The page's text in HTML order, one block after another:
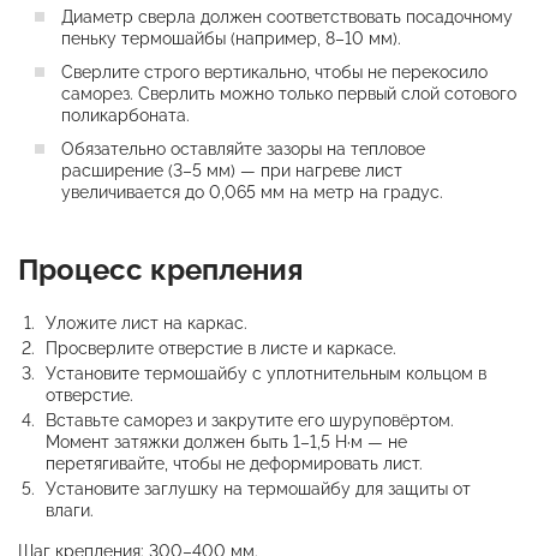
Диаметр сверла должен соответствовать посадочному
пеньку термошайбы (например, 8–10 мм).
Сверлите строго вертикально, чтобы не перекосило
саморез. Сверлить можно только первый слой сотового
поликарбоната.
Обязательно оставляйте зазоры на тепловое
расширение (3–5 мм) — при нагреве лист
увеличивается до 0,065 мм на метр на градус.
Процесс крепления
Уложите лист на каркас.
Просверлите отверстие в листе и каркасе.
Установите термошайбу с уплотнительным кольцом в
отверстие.
Вставьте саморез и закрутите его шуруповёртом.
Момент затяжки должен быть 1–1,5 Н·м — не
перетягивайте, чтобы не деформировать лист.
Установите заглушку на термошайбу для защиты от
влаги.
Шаг крепления: 300–400 мм.